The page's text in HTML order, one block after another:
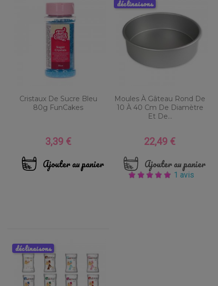
Cristaux De Sucre Bleu
80g FunCakes
Prix
3,39 €
Ajouter au panier
Moules À Gâteau Rond De
10 À 40 Cm De Diamètre
Et De...
Prix
22,49 €
Ajouter au panier
1 avis
déclinaisons
déclinaisons